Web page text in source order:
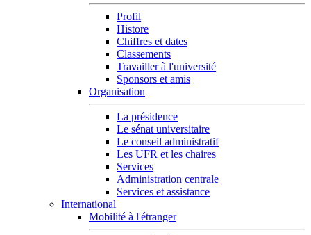
Profil
Histore
Chiffres et dates
Classements
Travailler à l'université
Sponsors et amis
Organisation
La présidence
Le sénat universitaire
Le conseil administratif
Les UFR et les chaires
Services
Administration centrale
Services et assistance
International
Mobilité à l'étranger